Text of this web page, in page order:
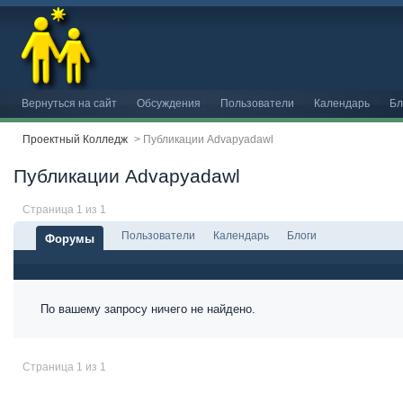
Вернуться на сайт Обсуждения Пользователи Календарь
Проектный Колледж > Публикации Advapyadawl
Публикации Advapyadawl
Страница 1 из 1
Форумы Пользователи Календарь Блоги
По вашему запросу ничего не найдено.
Страница 1 из 1